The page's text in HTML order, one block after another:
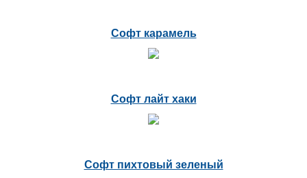
Софт карамель
Софт лайт хаки
Софт пихтовый зеленый